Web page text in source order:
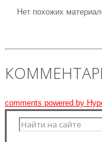
Нет похожих
comments powered by